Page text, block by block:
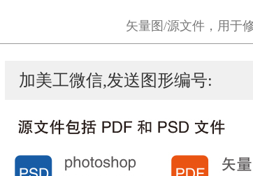
矢量图/源文件，用于
加美工微信,发送图形编号: